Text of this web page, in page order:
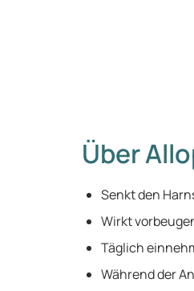
Über
Senkt den
Wirkt
Täglich
Während der